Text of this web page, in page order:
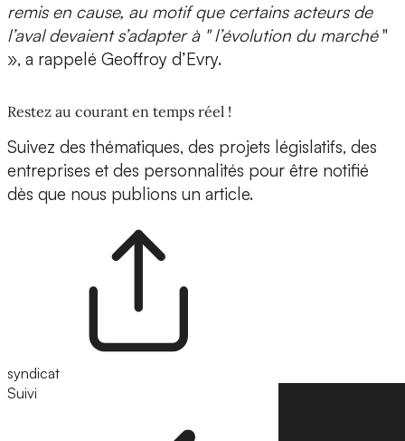
remis en cause, au motif que certains acteurs de
l’aval devaient s’adapter à " l’évolution du marché"
», a rappelé Geoffroy d’Evry.
Restez au courant en temps réel !
Suivez des thématiques, des projets législatifs, des
entreprises et des personnalités pour être notifié
dès que nous publions un article.
syndicat
Suivi